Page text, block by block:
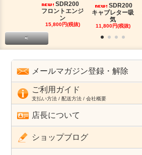
SDR200
フロントエンジ
ン
15,800円(税抜)
SDR200
キャブレター吸
気
11,800円(税抜)
<
メールマガジン登録・解除
ご利用ガイド
支払い方法 / 配送方法 / 会社概要
店長について
ショップブログ